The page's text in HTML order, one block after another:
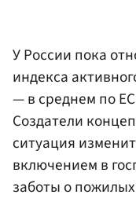
У России пока
индекса
— в среднем по
Создатели
ситуация
включением в
заботы о